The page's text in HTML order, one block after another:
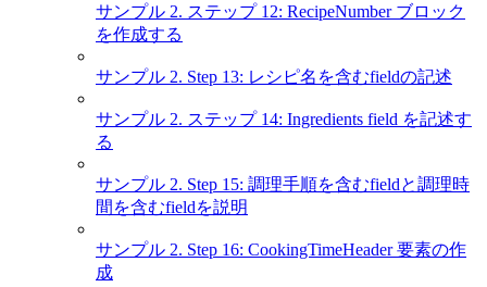
サンプル 2. ステップ 12: RecipeNumber ブロック
を作成する
サンプル 2. Step 13: レシピ名を含むfieldの記述
サンプル 2. ステップ 14: Ingredients field を記述す
る
サンプル 2. Step 15: 調理手順を含むfieldと調理時
間を含むfieldを説明
サンプル 2. Step 16: CookingTimeHeader 要素の作
成